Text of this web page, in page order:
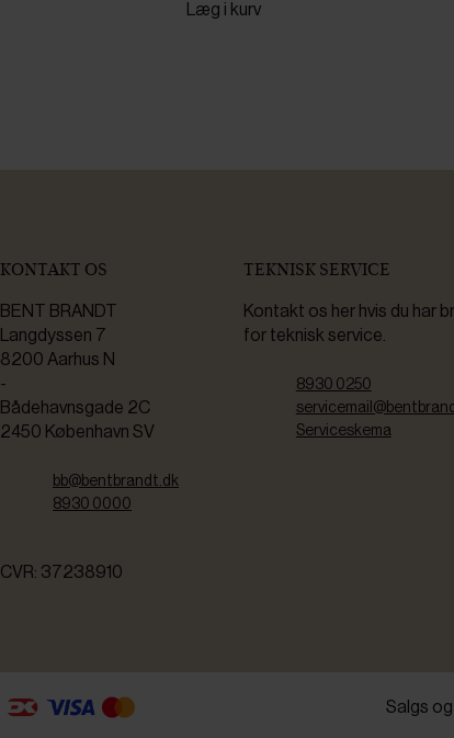
Læg i kurv
KONTAKT OS
BENT BRANDT
Langdyssen 7
8200 Aarhus N
-
Bådehavnsgade 2C
2450 København SV
bb@bentbrandt.dk
8930 0000
CVR: 37238910
TEKNISK SERVICE
Kontakt os her hvis du har
for teknisk service.
8930 0250
Serviceskema
Salgs